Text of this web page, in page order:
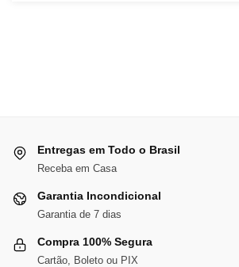
Entregas em Todo o Brasil
Receba em Casa
Garantia Incondicional
Garantia de 7 dias
Compra 100% Segura
Cartão, Boleto ou PIX